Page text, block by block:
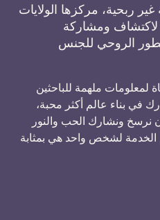
ربحية، مركزها الولايات
لاكتشاف ومشاركة
الروحي للجنس
لمعلومات ملهمة للباحثين
في بناء عالم أكثر محبة،
نرسخ ونشارك الحب والنور
الخدمة لشخص واحد هي بمثابة